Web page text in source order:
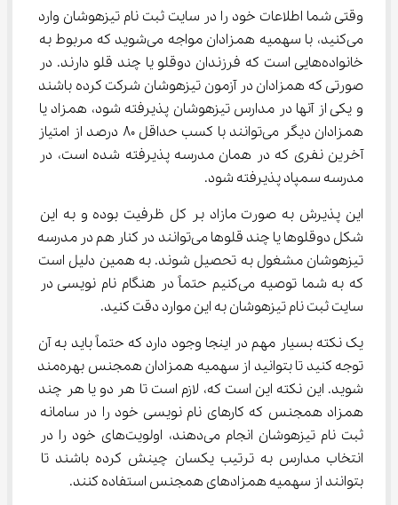
وقتی شما اطلاعات خود را در سایت ثبت نام تیزهوشان وارد
می‌کنید، با سهمیه همزادان مواجه می‌شوید که مربوط به
خانواده‌هایی است که فرزندان دوقلو یا چند قلو دارند. در
صورتی که همزادان در آزمون تیزهوشان شرکت کرده باشند
و یکی از آنها در مدارس تیزهوشان پذیرفته شود، همزاد یا
همزادان دیگر می‌توانند با کسب حداقل ۸۰ درصد از امتیاز
آخرین نفری که در همان مدرسه پذیرفته شده است، در
مدرسه سمپاد پذیرفته شود.
این پذیرش به صورت مازاد بر کل ظرفیت بوده و به این
شکل دوقلوها یا چند قلوها می‌توانند در کنار هم در مدرسه
تیزهوشان مشغول به تحصیل شوند. به همین دلیل است
که به شما توصیه می‌کنیم حتماً در هنگام نام نویسی در
سایت ثبت نام تیزهوشان به این موارد دقت کنید.
یک نکته بسیار مهم در اینجا وجود دارد که حتماً باید به آن
توجه کنید تا بتوانید از سهمیه همزادان همجنس بهره‌مند
شوید. این نکته این است که، لازم است تا هر دو یا هر چند
همزاد همجنس که کارهای نام نویسی خود را در سامانه
ثبت نام تیزهوشان انجام می‌دهند، اولویت‌های خود را در
انتخاب مدارس به ترتیب یکسان چینش کرده باشند تا
بتوانند از سهمیه همزادهای همجنس استفاده کنند.